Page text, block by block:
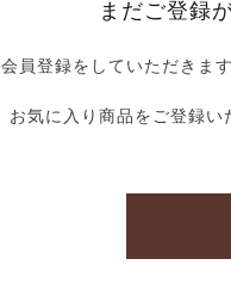
まだご登録
会員登録をしていただきま
お気に入り商品をご登録い